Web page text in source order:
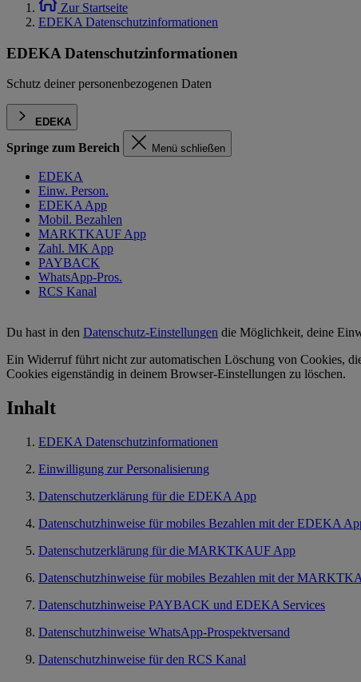
Zur Startseite
EDEKA Datenschutzinformationen
EDEKA Datenschutzinformationen
Schutz deiner personenbezogenen Daten
EDEKA
Springe zum Bereich Menü schließen
EDEKA
Einw. Person.
EDEKA App
Mobil. Bezahlen
MARKTKAUF App
Zahl. MK App
PAYBACK
WhatsApp-Pros.
RCS Kanal
Du hast in den Datenschutz-Einstellungen die Möglichkeit, deine
Ein Widerruf führt nicht zur automatischen Löschung von Cookies,
Cookies eigenständig in deinem Browser-Einstellungen zu löschen.
Inhalt
EDEKA Datenschutzinformationen
Einwilligung zur Personalisierung
Datenschutzerklärung für die EDEKA App
Datenschutzhinweise für mobiles Bezahlen mit der EDEKA
Datenschutzerklärung für die MARKTKAUF App
Datenschutzhinweise für mobiles Bezahlen mit der
Datenschutzhinweise PAYBACK und EDEKA Services
Datenschutzhinweise WhatsApp-Prospektversand
Datenschutzhinweise für den RCS Kanal